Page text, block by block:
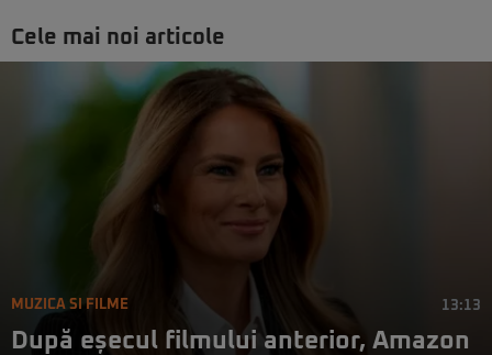
Cele mai noi articole
MUZICA SI FILME 13:13
După eșecul filmului anterior, Amazon